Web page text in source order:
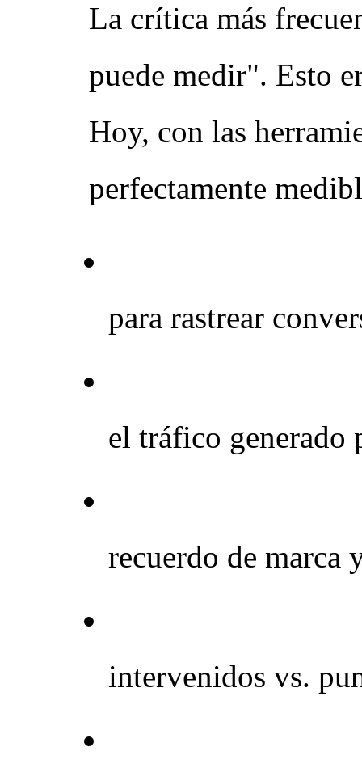
La crítica más
puede medir". Esto
Hoy, con las
perfectamente
para rastrear
el tráfico generado
recuerdo de marca
intervenidos vs.